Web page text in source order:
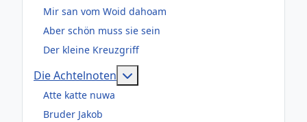
Mir san vom Woid dahoam
Aber schön muss sie sein
Der kleine Kreuzgriff
Die Achtelnoten
Atte katte nuwa
Bruder Jakob